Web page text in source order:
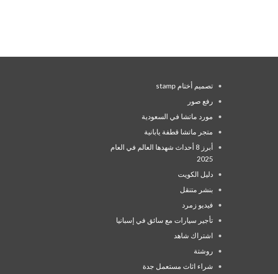
تصميم أختام stamp
رفع صور
مورد ماتشا في السعودية
متجر ماتشا قطفة يابانية
أبرز 8 أحداث شهدها العالم في العام
2025
دليل الكويت
بنشر متنقل
فيديو زمرد
تأجير سيارات مع سائق في إسبانيا
اشتراك شاهد
روشتة
شراء اثاث مستعمل جدة